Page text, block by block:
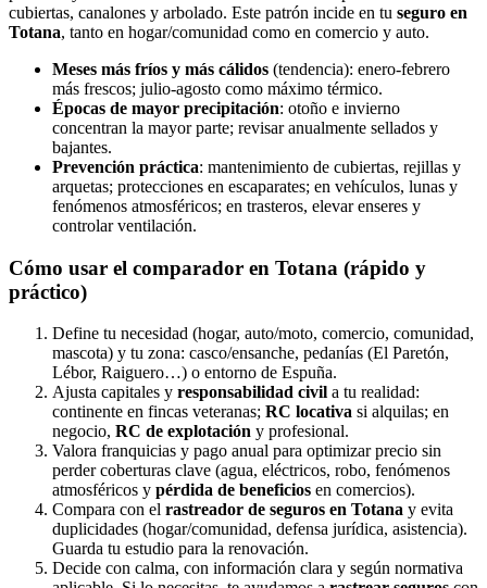
cubiertas, canalones y arbolado. Este patrón incide en tu seguro en
Totana, tanto en hogar/comunidad como en comercio y auto.
Meses más fríos y más cálidos (tendencia): enero‑febrero
más frescos; julio‑agosto como máximo térmico.
Épocas de mayor precipitación: otoño e invierno
concentran la mayor parte; revisar anualmente sellados y
bajantes.
Prevención práctica: mantenimiento de cubiertas, rejillas y
arquetas; protecciones en escaparates; en vehículos, lunas y
fenómenos atmosféricos; en trasteros, elevar enseres y
controlar ventilación.
Cómo usar el comparador en Totana (rápido y
práctico)
Define tu necesidad (hogar, auto/moto, comercio, comunidad,
mascota) y tu zona: casco/ensanche, pedanías (El Paretón,
Lébor, Raiguero…) o entorno de Espuña.
Ajusta capitales y responsabilidad civil a tu realidad:
continente en fincas veteranas; RC locativa si alquilas; en
negocio, RC de explotación y profesional.
Valora franquicias y pago anual para optimizar precio sin
perder coberturas clave (agua, eléctricos, robo, fenómenos
atmosféricos y pérdida de beneficios en comercios).
Compara con el rastreador de seguros en Totana y evita
duplicidades (hogar/comunidad, defensa jurídica, asistencia).
Guarda tu estudio para la renovación.
Decide con calma, con información clara y según normativa